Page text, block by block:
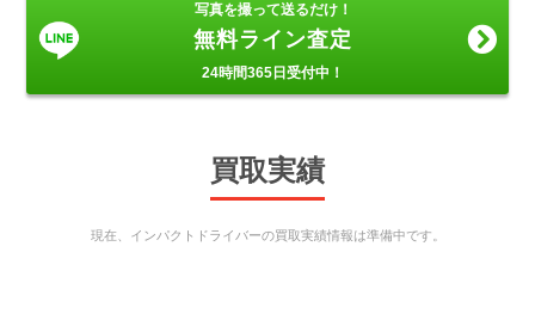
写真を撮って送るだけ！
無料ライン査定
24時間365日受付中！
買取実績
現在、インパクトドライバーの買取実績情報は準備中です。